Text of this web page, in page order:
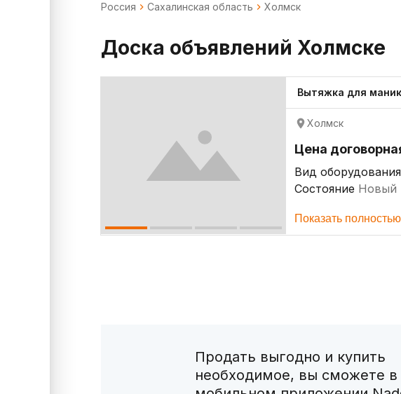
Россия Сахалинская область Холмск
Доска объявлений Холмске
Вытяжка для
Холмск
Цена
Вид оборудования
Состояние Новый
Показать полностью
Продать выгодно и купить
необходимое, вы сможете в